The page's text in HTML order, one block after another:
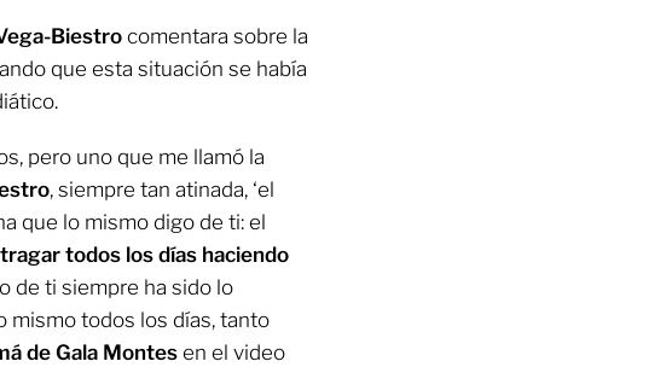
Biestro comentara sobre la
que esta situación se había
pero uno que me llamó la
, siempre tan atinada, ‘el
que lo mismo digo de ti: el
todos los días haciendo
de ti siempre ha sido lo
mismo todos los días, tanto
de Gala Montesen el video